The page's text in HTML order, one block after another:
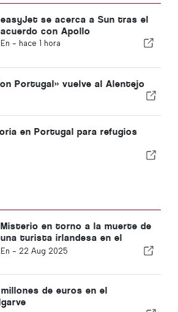
easyJet se acerca a Sun tras el
acuerdo con Apollo
En - hace 1 hora
Portugal» vuelve al Alentejo
en Portugal para refugios
Misterio en torno a la muerte de
una turista irlandesa en el
Algarve
En - 22 Aug 2025
de euros en el